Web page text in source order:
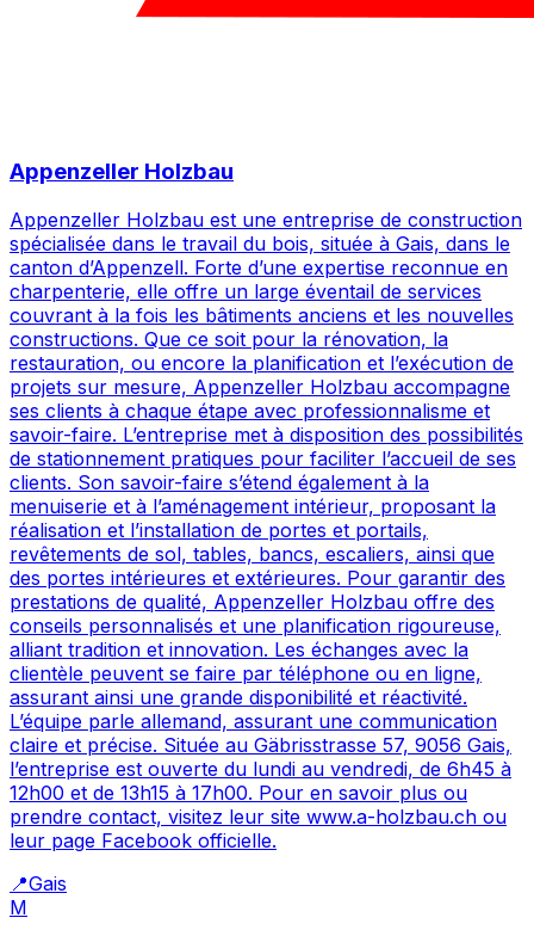
Appenzeller Holzbau
Appenzeller Holzbau est une entreprise de construction
spécialisée dans le travail du bois, située à Gais, dans le
canton d’Appenzell. Forte d’une expertise reconnue en
charpenterie, elle offre un large éventail de services
couvrant à la fois les bâtiments anciens et les nouvelles
constructions. Que ce soit pour la rénovation, la
restauration, ou encore la planification et l’exécution de
projets sur mesure, Appenzeller Holzbau accompagne
ses clients à chaque étape avec professionnalisme et
savoir-faire. L’entreprise met à disposition des possibilités
de stationnement pratiques pour faciliter l’accueil de ses
clients. Son savoir-faire s’étend également à la
menuiserie et à l’aménagement intérieur, proposant la
réalisation et l’installation de portes et portails,
revêtements de sol, tables, bancs, escaliers, ainsi que
des portes intérieures et extérieures. Pour garantir des
prestations de qualité, Appenzeller Holzbau offre des
conseils personnalisés et une planification rigoureuse,
alliant tradition et innovation. Les échanges avec la
clientèle peuvent se faire par téléphone ou en ligne,
assurant ainsi une grande disponibilité et réactivité.
L’équipe parle allemand, assurant une communication
claire et précise. Située au Gäbrisstrasse 57, 9056 Gais,
l’entreprise est ouverte du lundi au vendredi, de 6h45 à
12h00 et de 13h15 à 17h00. Pour en savoir plus ou
prendre contact, visitez leur site www.a-holzbau.ch ou
leur page Facebook officielle.
📍Gais
M